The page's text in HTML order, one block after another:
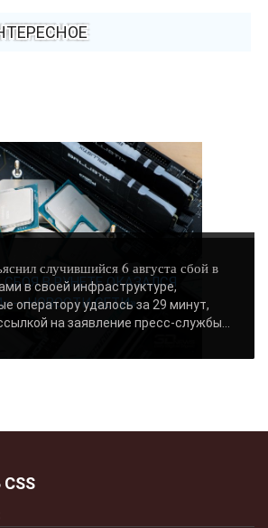
В РУНЕТЕ ОКАЗАЛСЯ
- «НОВОСТИ СЕТИ»..
случившийся 6 августа сбой в
в своей инфраструктуре,
оператору удалось за 29 минут,
на заявление пресс-службы...